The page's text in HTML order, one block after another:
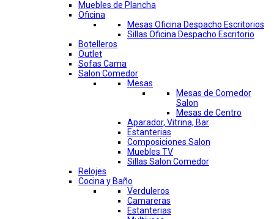
Muebles de Plancha
Oficina
Mesas Oficina Despacho Escritorios
Sillas Oficina Despacho Escritorio
Botelleros
Outlet
Sofas Cama
Salon Comedor
Mesas
Mesas de Comedor
Salon
Mesas de Centro
Aparador, Vitrina, Bar
Estanterias
Composiciones Salon
Muebles TV
Sillas Salon Comedor
Relojes
Cocina y Baño
Verduleros
Camareras
Estanterias